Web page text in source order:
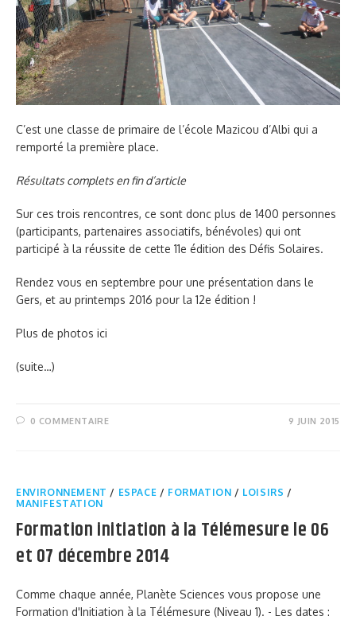
C’est une classe de primaire de l’école Mazicou d’Albi qui a
remporté la première place.
Résultats complets en fin d’article
Sur ces trois rencontres, ce sont donc plus de 1400 personnes
(participants, partenaires associatifs, bénévoles) qui ont
participé à la réussite de cette 11e édition des Défis Solaires.
Rendez vous en septembre pour une présentation dans le
Gers, et au printemps 2016 pour la 12e édition !
Plus de photos ici
(suite…)
0 COMMENTAIRE 9 JUIN 2015
ENVIRONNEMENT / ESPACE / FORMATION / LOISIRS /
MANIFESTATION
Formation initiation à la Télémesure le 06
et 07 décembre 2014
Comme chaque année, Planète Sciences vous propose une
Formation d'Initiation à la Télémesure (Niveau 1). - Les dates :